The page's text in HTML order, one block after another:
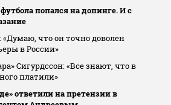
попался на допинге. И с
что он точно доволен
в России»
Сигурдссон: «Все знают, что в
платили»
ответили на претензии в